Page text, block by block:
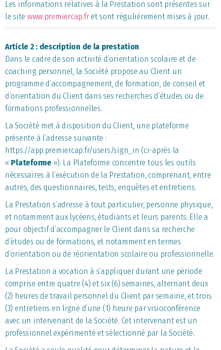
Les informations relatives à la Prestation sont présentes sur
le site www.premiercap.fret sont régulièrement mises à jour.
Article 2 : description de la prestation
Dans le cadre de son activité d’orientation scolaire et de
coaching personnel, la Société propose au Client un
programme d’accompagnement, de formation, de conseil et
d’orientation du Client dans ses recherches d’études ou de
formations professionnelles.
La Société met à disposition du Client, une plateforme
présente à l’adresse suivante :
https://app.premiercap.fr/users/sign_in (ci-après la
« Plateforme»). La Plateforme concentre tous les outils
nécessaires à l’exécution de la Prestation, comprenant, entre
autres, des questionnaires, tests, enquêtes et entretiens.
La Prestation s’adresse à tout particulier, personne physique,
et notamment aux lycéens, étudiants et leurs parents. Elle a
pour objectif d’accompagner le Client dans sa recherche
d’études ou de formations, et notamment en termes
d’orientation ou de réorientation scolaire ou professionnelle.
La Prestation a vocation à s’appliquer durant une période
comprise entre quatre (4) et six (6) semaines, alternant deux
(2) heures de travail personnel du Client par semaine, et trois
(3) entretiens en ligne d’une (1) heure par visioconférence
avec un intervenant de la Société. Cet intervenant est un
professionnel expérimenté et sélectionné par la Société.